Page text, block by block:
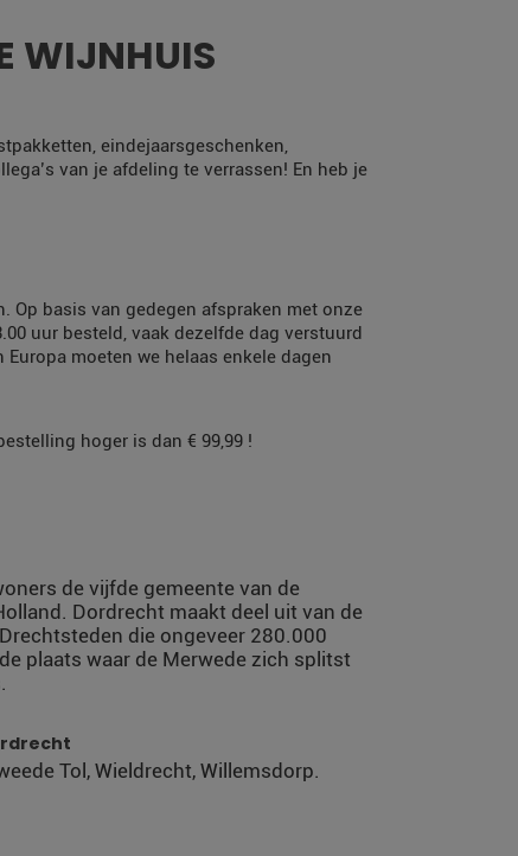
WIJNHUIS
eindejaarsgeschenken,
van je afdeling te verrassen! En heb je
basis van gedegen afspraken met onze
uur besteld, vaak dezelfde dag verstuurd
moeten we helaas enkele dagen
hoger is dan € 99,99 !
de vijfde gemeente van de
Dordrecht maakt deel uit van de
die ongeveer 280.000
plaats waar de Merwede zich splitst
Tol, Wieldrecht, Willemsdorp.